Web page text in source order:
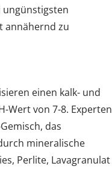
ungünstigsten
annähernd zu
einen kalk- und
Wert von 7-8. Experten
das
mineralische
Perlite, Lavagranulat